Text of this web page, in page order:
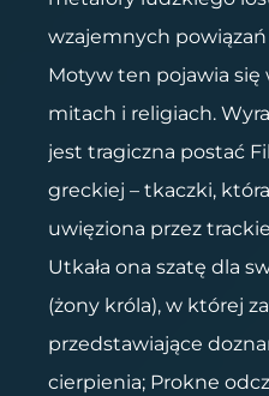
wzajemnych
Motyw ten pojawia
mitach i religiach.
jest tragiczna postać
greckiej – tkaczki, która
uwięziona przez
Utkała ona szatę dla
(żony króla), w której
przedstawiające
cierpienia; Prokne